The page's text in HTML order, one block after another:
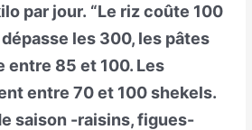
par jour. “Le riz coûte 100
les 300, les pâtes
entre 85 et 100. Les
entre 70 et 100 shekels.
saison -raisins, figues-